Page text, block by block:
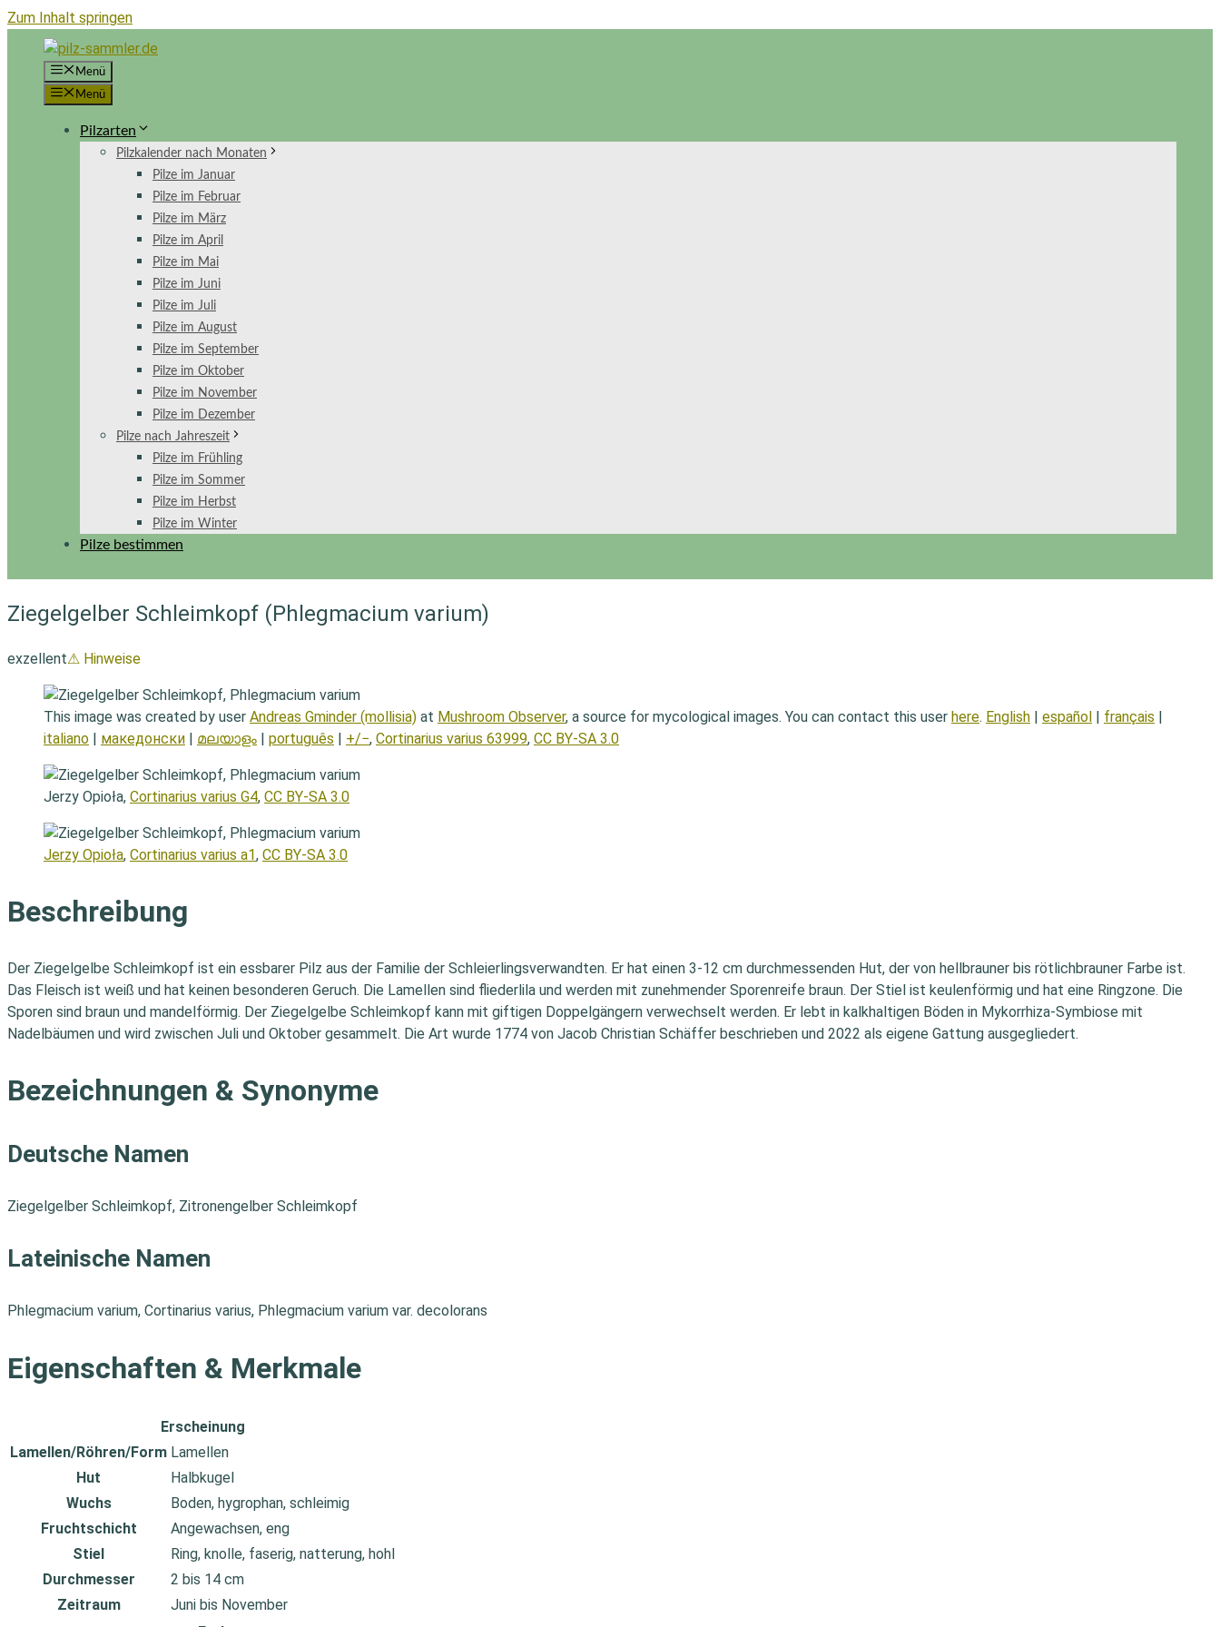
Zum Inhalt springen
Menü
Menü
Pilzarten
Pilzkalender nach Monaten
Pilze im Januar
Pilze im Februar
Pilze im März
Pilze im April
Pilze im Mai
Pilze im Juni
Pilze im Juli
Pilze im August
Pilze im September
Pilze im Oktober
Pilze im November
Pilze im Dezember
Pilze nach Jahreszeit
Pilze im Frühling
Pilze im Sommer
Pilze im Herbst
Pilze im Winter
Pilze bestimmen
Ziegelgelber Schleimkopf (Phlegmacium varium)
exzellent⚠ Hinweise
This image was created by user Andreas Gminder (mollisia) at Mushroom Observer, a source for mycological images. You can contact this user here. English | español | français |
italiano | македонски | മലയാളം | português | +/−, Cortinarius varius 63999, CC BY-SA 3.0
Jerzy Opioła, Cortinarius varius G4, CC BY-SA 3.0
Jerzy Opioła, Cortinarius varius a1, CC BY-SA 3.0
Beschreibung
Der Ziegelgelbe Schleimkopf ist ein essbarer Pilz aus der Familie der Schleierlingsverwandten. Er hat einen 3-12 cm durchmessenden Hut, der von hellbrauner bis rötlichbrauner Farbe ist.
Das Fleisch ist weiß und hat keinen besonderen Geruch. Die Lamellen sind fliederlila und werden mit zunehmender Sporenreife braun. Der Stiel ist keulenförmig und hat eine Ringzone. Die
Sporen sind braun und mandelförmig. Der Ziegelgelbe Schleimkopf kann mit giftigen Doppelgängern verwechselt werden. Er lebt in kalkhaltigen Böden in Mykorrhiza-Symbiose mit
Nadelbäumen und wird zwischen Juli und Oktober gesammelt. Die Art wurde 1774 von Jacob Christian Schäffer beschrieben und 2022 als eigene Gattung ausgegliedert.
Bezeichnungen & Synonyme
Deutsche Namen
Ziegelgelber Schleimkopf, Zitronengelber Schleimkopf
Lateinische Namen
Phlegmacium varium, Cortinarius varius, Phlegmacium varium var. decolorans
Eigenschaften & Merkmale
Erscheinung
Lamellen/Röhren/Form Lamellen
Hut
Halbkugel
Wuchs
Boden, hygrophan, schleimig
Fruchtschicht
Angewachsen, eng
Stiel
Ring, knolle, faserig, natterung, hohl
Durchmesser
2 bis 14 cm
Zeitraum
Juni bis November